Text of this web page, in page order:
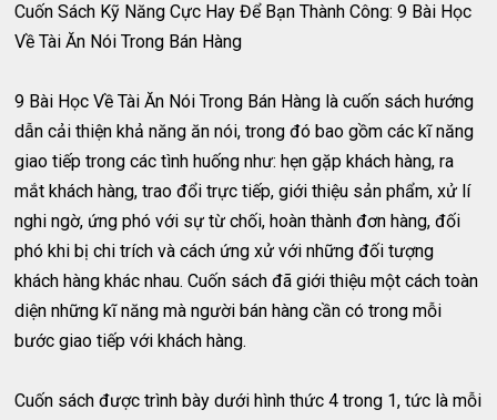
Cuốn Sách Kỹ Năng Cực Hay Để Bạn Thành Công: 9 Bài Học
Về Tài Ăn Nói Trong Bán Hàng
9 Bài Học Về Tài Ăn Nói Trong Bán Hàng là cuốn sách hướng
dẫn cải thiện khả năng ăn nói, trong đó bao gồm các kĩ năng
giao tiếp trong các tình huống như: hẹn gặp khách hàng, ra
mắt khách hàng, trao đổi trực tiếp, giới thiệu sản phẩm, xử lí
nghi ngờ, ứng phó với sự từ chối, hoàn thành đơn hàng, đối
phó khi bị chi trích và cách ứng xử với những đối tượng
khách hàng khác nhau. Cuốn sách đã giới thiệu một cách toàn
diện những kĩ năng mà người bán hàng cần có trong mỗi
bước giao tiếp với khách hàng.
Cuốn sách được trình bày dưới hình thức 4 trong 1, tức là mỗi